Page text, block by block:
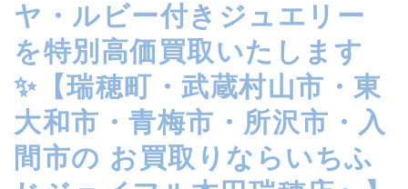
ヤ・ルビー付きジュエリー
を特別高価買取いたします
✨【瑞穂町・武蔵村山市・東
大和市・青梅市・所沢市・入
間市の お買取りならいちふ